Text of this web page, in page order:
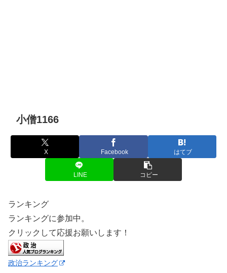
小僧1166
X Facebook はてブ
LINE コピー
ランキング
ランキングに参加中。
クリックして応援お願いします！
政治ランキング